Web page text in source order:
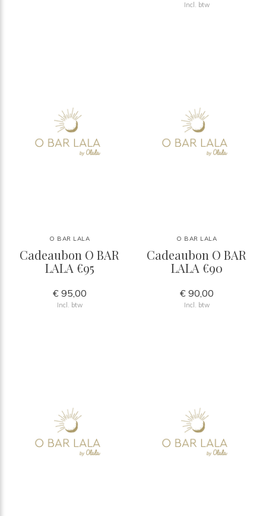
Incl. btw
O BAR LALA
Cadeaubon O BAR
LALA €95
€ 95,00
Incl. btw
O BAR LALA
Cadeaubon O BAR
LALA €90
€ 90,00
Incl. btw